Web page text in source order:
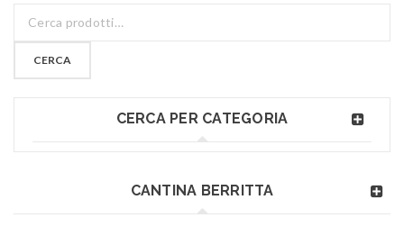
CERCA
CERCA PER CATEGORIA
CANTINA BERRITTA